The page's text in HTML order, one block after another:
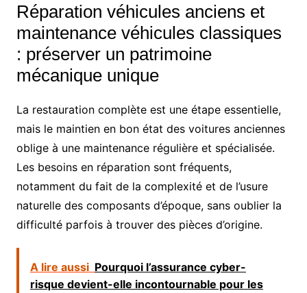
Réparation véhicules anciens et
maintenance véhicules classiques
: préserver un patrimoine
mécanique unique
La restauration complète est une étape essentielle,
mais le maintien en bon état des voitures anciennes
oblige à une maintenance régulière et spécialisée.
Les besoins en réparation sont fréquents,
notamment du fait de la complexité et de l’usure
naturelle des composants d’époque, sans oublier la
difficulté parfois à trouver des pièces d’origine.
A lire aussi Pourquoi l’assurance cyber-
risque devient-elle incontournable pour les